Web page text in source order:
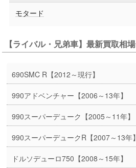
モタード
【ライバル・兄弟車】最新買取相場
690SMC R【2012～現行】
990アドベンチャー【2006～13年】
990スーパーデューク【2005～11年】
990スーパーデュークR【2007～13年】
ドルソデューロ750【2008～15年】